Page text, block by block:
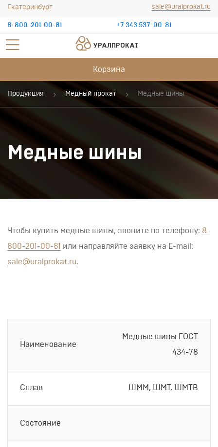
УРАЛПРОКАТ
Екатеринбург sale@uralprokat.ru
8-800-201-00-81 +7 343 537-00-81
Корзина
Продукция Медный прокат Медные шины
Медные шины
Чтобы купить медные шины, звоните по телефону: 8-
800-201-00-81 или направляйте заявку на E-mail:
sale@uralprokat.ru.
Наименование
Медные шины ГОСТ
434-78
Сплав ШММ, ШМТ, ШМТВ
Состояние